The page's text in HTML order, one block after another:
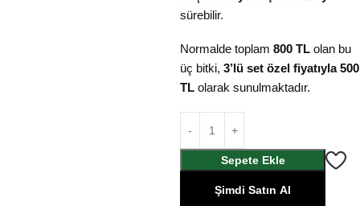
sürebilir.
Normalde toplam 800 TL olan bu
üç bitki, 3’lü set özel fiyatıyla 500
TL olarak sunulmaktadır.
Sepete Ekle
Şimdi Satın Al